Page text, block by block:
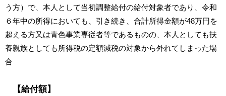
う方）で、本人として当初調整給付の給付対象者であり、令和
６年中の所得においても、引き続き、合計所得金額が48万円を
超える方又は青色事業専従者等であるものの、本人としても扶
養親族としても所得税の定額減税の対象から外れてしまった場
合
【給付額】